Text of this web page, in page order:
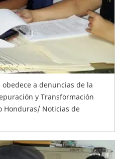
a denuncias de la
y Transformación
Honduras/ Noticias de